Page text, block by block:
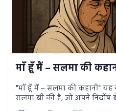
से निकली इंसानियत की पुकार है
शक्ति बंदूक में नहीं, माफ़ी में होती
माँ हूँ मैं – सलमा की
"माँ हूँ मैं – सलमा की कहानी"
सलमा बी की है, जो अपने
आरोप से बचाने के लिए अकेले